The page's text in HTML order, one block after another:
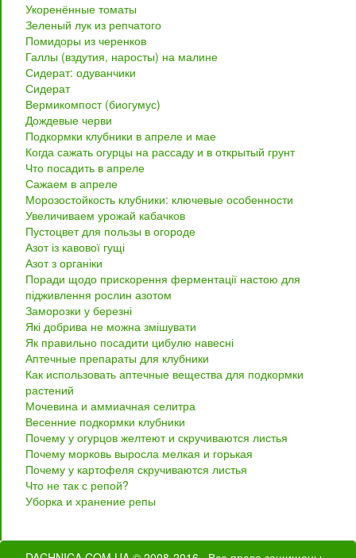
Укоренённые томаты
Зеленый лук из репчатого
Помидоры из черенков
Галлы (вздутия, наросты) на малине
Сидерат: одуванчики
Сидерат
Вермикомпост (биогумус)
Дождевые черви
Подкормки клубники в апреле и мае
Когда сажать огурцы на рассаду и в открытый грунт
Что посадить в апреле
Сажаем в апреле
Морозостойкость клубники: ключевые особенности
Увеличиваем урожай кабачков
Пустоцвет для пользы в огороде
Азот із кавової гущі
Азот з органіки
Поради щодо прискорення ферментації настою для
підживлення рослин азотом
Заморозки у березні
Які добрива не можна змішувати
Як правильно посадити цибулю навесні
Аптечные препараты для клубники
Как использовать аптечные вещества для подкормки
растений
Мочевина и аммиачная селитра
Весенние подкормки клубники
Почему у огурцов желтеют и скручиваются листья
Почему морковь выросла мелкая и горькая
Почему у картофеля скручиваются листья
Что не так с репой?
Уборка и хранение репы